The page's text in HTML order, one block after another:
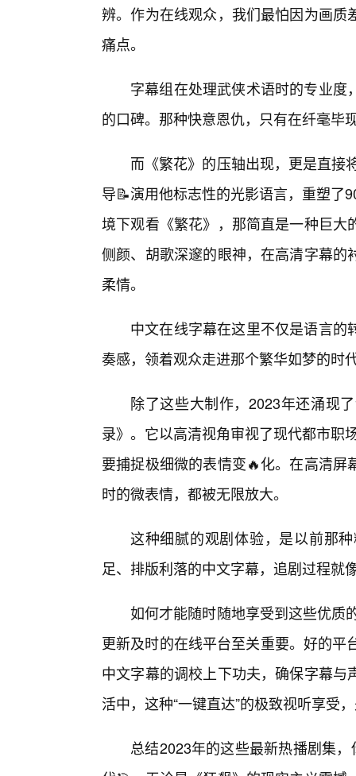
辨。作为在线观众，我们最怕因为画
痛点。
字幕组在处理武侠术语时的专业
的口碑。那种快意恩仇，只有在纤毫毕
而《繁花》的压轴出现，更是直接
导📝演用他标志性的光影语言，重塑了
境下观看《繁花》，那简直是一种巨
侧颜、胡歌深邃的眼神，在高清字幕
柔情。
中文在线字幕在这里不仅是语言
奏感，领着观众走进那个繁华如梦的时
除了这些大制作，2023年还涌现
录》。它以高清视角审视了现代都市职
要捕捉极细微的表情变🔥化。在高清
时的微表情，都被无限放大。
这种细腻的观剧体验，是以前那
足、排版利落的中文字幕，追剧过程就
如何才能随时随地享受到这些优质
更新及时的在线平台至关重要。好的
中文字幕的调校上下功夫，确保字幕
活中，这种“一键直达”的极致视听享受
总结2023年的这些最新热播剧集